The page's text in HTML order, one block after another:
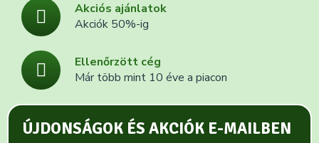
Akciós ajánlatok
Akciók 50%-ig
Ellenőrzött cég
Már több mint 10 éve a piacon
ÚJDONSÁGOK ÉS AKCIÓK E-MAILBEN